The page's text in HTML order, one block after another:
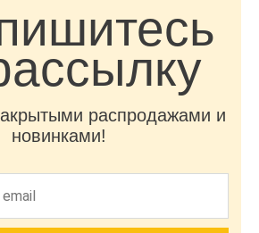
распродажами и
новинками!